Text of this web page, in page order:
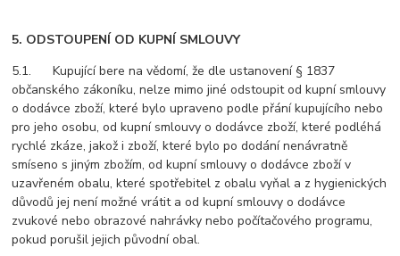
5. ODSTOUPENÍ OD KUPNÍ SMLOUVY
5.1. Kupující bere na vědomí, že dle ustanovení § 1837
občanského zákoníku, nelze mimo jiné odstoupit od kupní smlouvy
o dodávce zboží, které bylo upraveno podle přání kupujícího nebo
pro jeho osobu, od kupní smlouvy o dodávce zboží, které podléhá
rychlé zkáze, jakož i zboží, které bylo po dodání nenávratně
smíseno s jiným zbožím, od kupní smlouvy o dodávce zboží v
uzavřeném obalu, které spotřebitel z obalu vyňal a z hygienických
důvodů jej není možné vrátit a od kupní smlouvy o dodávce
zvukové nebo obrazové nahrávky nebo počítačového programu,
pokud porušil jejich původní obal.